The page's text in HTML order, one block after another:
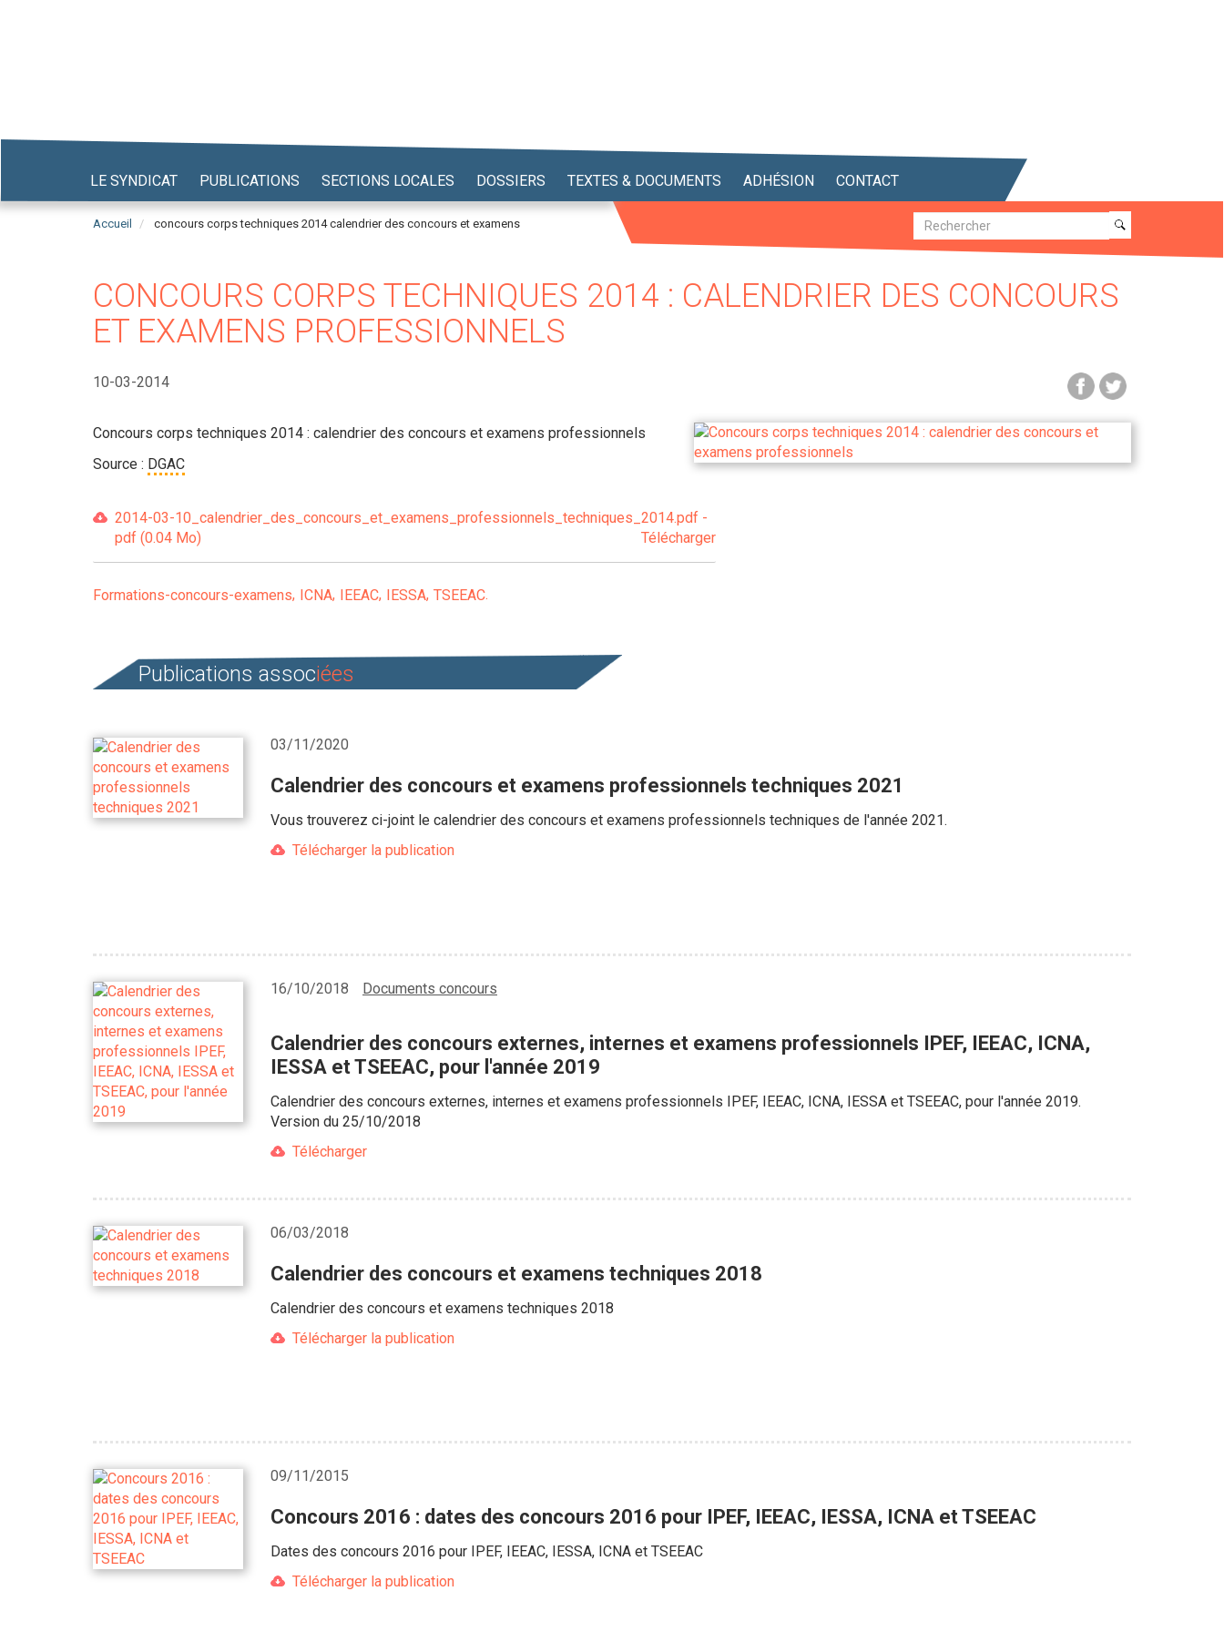
LE SYNDICAT PUBLICATIONS SECTIONS LOCALES DOSSIERS TEXTES & DOCUMENTS ADHÉSION CONTACT
Accueil concours corps techniques 2014 calendrier des concours et examens Recherche
Recherche
CONCOURS CORPS TECHNIQUES 2014 : CALENDRIER DES CONCOURS
ET EXAMENS PROFESSIONNELS
10-03-2014
Concours corps techniques 2014 : calendrier des concours et examens professionnels
Source : DGAC
2014-03-10_calendrier_des_concours_et_examens_professionnels_techniques_2014.pdf -
pdf (0.04 Mo)
Télécharger
Formations-concours-examens ICNA IEEAC IESSA TSEEAC
Publications associées
03/11/2020
Calendrier des concours et examens professionnels techniques 2021
Vous trouverez ci-joint le calendrier des concours et examens professionnels techniques de l'année 2021.
Télécharger la publication
16/10/2018 Documents concours
Calendrier des concours externes, internes et examens professionnels IPEF, IEEAC, ICNA,
IESSA et TSEEAC, pour l'année 2019
Calendrier des concours externes, internes et examens professionnels IPEF, IEEAC, ICNA, IESSA et TSEEAC, pour l'année 2019.
Version du 25/10/2018
Télécharger
06/03/2018
Calendrier des concours et examens techniques 2018
Calendrier des concours et examens techniques 2018
Télécharger la publication
09/11/2015
Concours 2016 : dates des concours 2016 pour IPEF, IEEAC, IESSA, ICNA et TSEEAC
Dates des concours 2016 pour IPEF, IEEAC, IESSA, ICNA et TSEEAC
Télécharger la publication